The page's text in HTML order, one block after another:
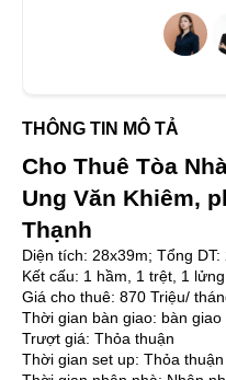
THÔNG TIN MÔ TẢ
Cho Thuê Tòa
Ung Văn Khiêm,
Thạnh
Diện tích: 28x39m; Tổng DT:
Kết cấu: 1 hầm, 1 trệt, 1
Giá cho thuê: 870 Triệu/
Thời gian bàn giao: bàn giao
Trượt giá: Thỏa thuận
Thời gian set up: Thỏa thuận